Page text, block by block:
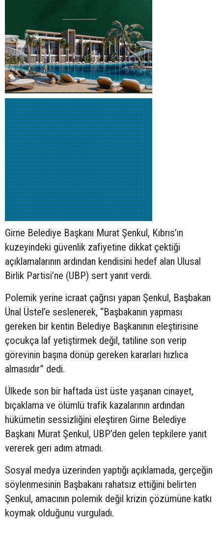
Girne Belediye Başkanı Murat Şenkul, Kıbrıs’ın
kuzeyindeki güvenlik zafiyetine dikkat çektiği
açıklamalarının ardından kendisini hedef alan Ulusal
Birlik Partisi’ne (UBP) sert yanıt verdi.
Polemik yerine icraat çağrısı yapan Şenkul, Başbakan
Ünal Üstel’e seslenerek, “Başbakanın yapması
gereken bir kentin Belediye Başkanının eleştirisine
çocukça laf yetiştirmek değil, tatiline son verip
görevinin başına dönüp gereken kararları hızlıca
almasıdır” dedi.
Ülkede son bir haftada üst üste yaşanan cinayet,
bıçaklama ve ölümlü trafik kazalarının ardından
hükümetin sessizliğini eleştiren Girne Belediye
Başkanı Murat Şenkul, UBP’den gelen tepkilere yanıt
vererek geri adım atmadı.
Sosyal medya üzerinden yaptığı açıklamada, gerçeğin
söylenmesinin Başbakanı rahatsız ettiğini belirten
Şenkul, amacının polemik değil krizin çözümüne katkı
koymak olduğunu vurguladı.